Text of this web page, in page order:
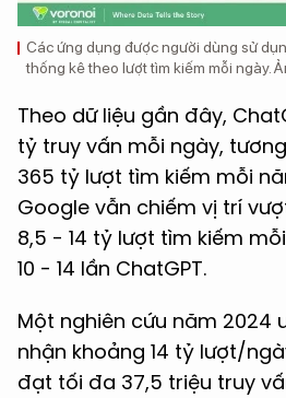
Các ứng dụng được người dùng sử
thống kê theo lượt tìm kiếm mỗi ngày.
Theo dữ liệu gần đây,
tỷ truy vấn mỗi ngày,
365 tỷ lượt tìm kiếm mỗi
Google vẫn chiếm vị trí
8,5 - 14 tỷ lượt tìm kiếm
10 - 14 lần ChatGPT.
Một nghiên cứu năm 2024
nhận khoảng 14 tỷ lượt/
đạt tối đa 37,5 triệu truy